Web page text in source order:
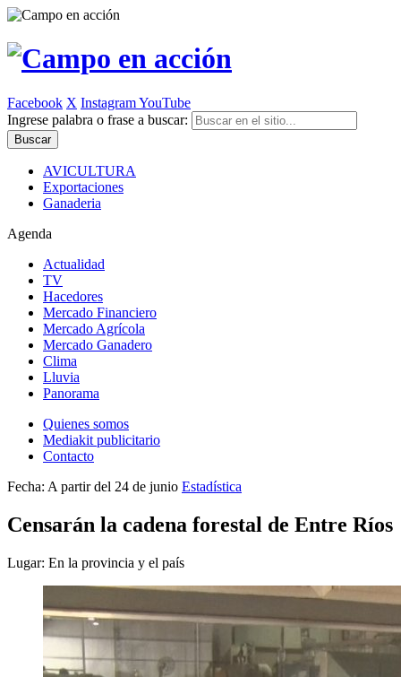
Facebook X InstagramYouTube
Ingrese palabra o frase a buscar:
AVICULTURA
Exportaciones
Ganaderia
Agenda
Actualidad
TV
Hacedores
Mercado Financiero
Mercado Agrícola
Mercado Ganadero
Clima
Lluvia
Panorama
Quienes somos
Mediakit publicitario
Contacto
Fecha: A partir del 24 de junio Estadística
Censarán la cadena forestal de Entre Ríos
Lugar: En la provincia y el país